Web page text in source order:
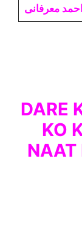
DARE
KO
NAAT